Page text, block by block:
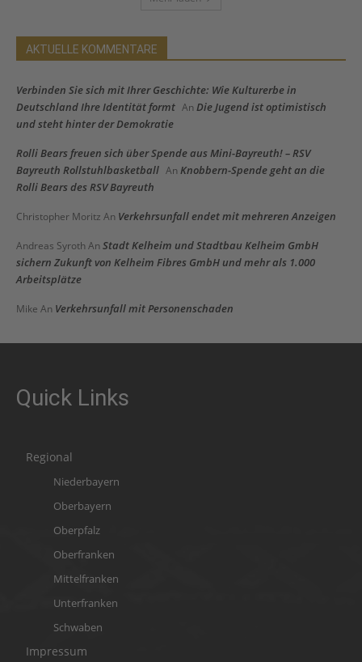
AKTUELLE KOMMENTARE
Verbinden Sie sich mit Ihrer Geschichte: Wie Kulturerbe in
Deutschland Ihre Identität formt An Die Jugend ist optimistisch
und steht hinter der Demokratie
Rolli Bears freuen sich über Spende aus Mini-Bayreuth! – RSV
Bayreuth Rollstuhlbasketball An Knobbern-Spende geht an die
Rolli Bears des RSV Bayreuth
Christopher Moritz An Verkehrsunfall endet mit mehreren Anzeigen
Andreas Syroth An Stadt Kelheim und Stadtbau Kelheim GmbH
sichern Zukunft von Kelheim Fibres GmbH und mehr als 1.000
Arbeitsplätze
Mike An Verkehrsunfall mit Personenschaden
Quick Links
Regional
Niederbayern
Oberbayern
Oberpfalz
Oberfranken
Mittelfranken
Unterfranken
Schwaben
Impressum